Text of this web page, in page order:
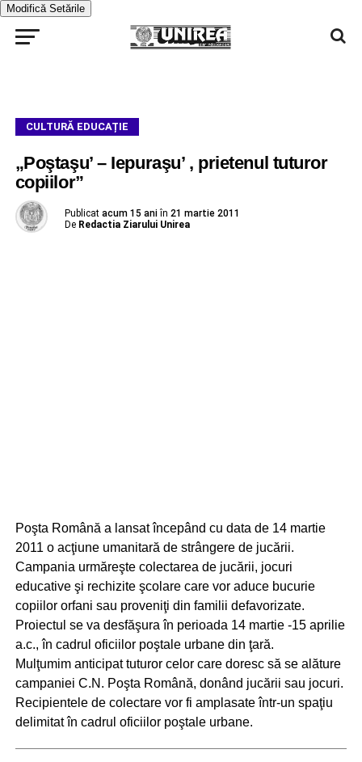
Modifică Setările
CULTURĂ EDUCAȚIE
„Poştaşu’ – Iepuraşu’ , prietenul tuturor
copiilor”
Publicat acum 15 ani în 21 martie 2011
De Redactia Ziarului Unirea
Poşta Română a lansat începând cu data de 14 martie
2011 o acţiune umanitară de strângere de jucării.
Campania urmăreşte colectarea de jucării, jocuri
educative şi rechizite şcolare care vor aduce bucurie
copiilor orfani sau proveniţi din familii defavorizate.
Proiectul se va desfăşura în perioada 14 martie -15 aprilie
a.c., în cadrul oficiilor poştale urbane din ţară.
Mulţumim anticipat tuturor celor care doresc să se alăture
campaniei C.N. Poşta Română, donând jucării sau jocuri.
Recipientele de colectare vor fi amplasate într-un spaţiu
delimitat în cadrul oficiilor poştale urbane.